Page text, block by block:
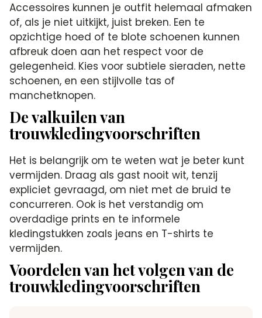
Accessoires kunnen je outfit helemaal afmaken
of, als je niet uitkijkt, juist breken. Een te
opzichtige hoed of te blote schoenen kunnen
afbreuk doen aan het respect voor de
gelegenheid. Kies voor subtiele sieraden, nette
schoenen, en een stijlvolle tas of
manchetknopen.
De valkuilen van
trouwkledingvoorschriften
Het is belangrijk om te weten wat je beter kunt
vermijden. Draag als gast nooit wit, tenzij
expliciet gevraagd, om niet met de bruid te
concurreren. Ook is het verstandig om
overdadige prints en te informele
kledingstukken zoals jeans en T-shirts te
vermijden.
Voordelen van het volgen van de
trouwkledingvoorschriften